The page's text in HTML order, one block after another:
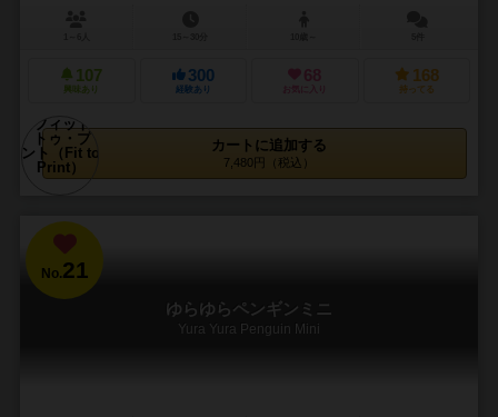
107
興味あり
300
経験あり
68
お気に入り
168
持ってる
カートに追加する
7,480円（税込）
No.21
ゆらゆらペンギンミニ
Yura Yura Penguin Mini